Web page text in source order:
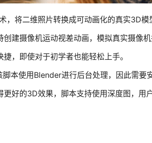
，将二维照片转换成可动画化的真实3D模
创建摄像机运动视差动画，模拟真实摄像机
捷，即使对于初学者也能轻松上手。
脚本使用Blender进行后台处理，因此需要
更好的3D效果，脚本支持使用深度图，用